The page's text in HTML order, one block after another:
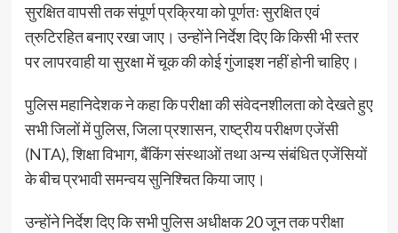
सुरक्षित वापसी तक संपूर्ण प्रक्रिया को पूर्णतः सुरक्षित एवं
त्रुटिरहित बनाए रखा जाए। उन्होंने निर्देश दिए कि किसी भी स्तर
पर लापरवाही या सुरक्षा में चूक की कोई गुंजाइश नहीं होनी चाहिए।
पुलिस महानिदेशक ने कहा कि परीक्षा की संवेदनशीलता को देखते हुए
सभी जिलों में पुलिस, जिला प्रशासन, राष्ट्रीय परीक्षण एजेंसी
(NTA), शिक्षा विभाग, बैंकिंग संस्थाओं तथा अन्य संबंधित एजेंसियों
के बीच प्रभावी समन्वय सुनिश्चित किया जाए।
उन्होंने निर्देश दिए कि सभी पुलिस अधीक्षक 20 जून तक परीक्षा